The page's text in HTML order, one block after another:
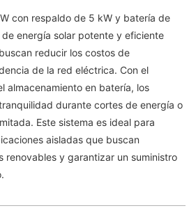
con respaldo de 5 kW y batería de
energía solar potente y eficiente
reducir los costos de
de la red eléctrica. Con el
almacenamiento en batería, los
durante cortes de energía o
Este sistema es ideal para
aisladas que buscan
renovables y garantizar un suministro